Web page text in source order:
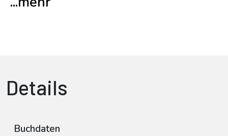
Details
Buchdaten